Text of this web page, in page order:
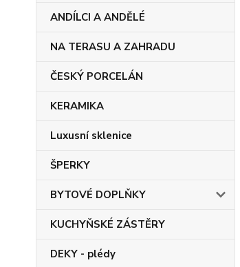
ANDÍLCI A ANDĚLÉ
NA TERASU A ZAHRADU
ČESKÝ PORCELÁN
KERAMIKA
Luxusní sklenice
ŠPERKY
BYTOVÉ DOPLŇKY
KUCHYŇSKÉ ZÁSTĚRY
DEKY - plédy